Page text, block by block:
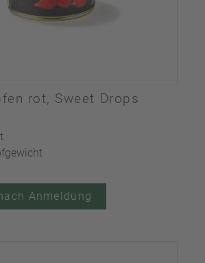
rot, Sweet Drops
Anmeldung